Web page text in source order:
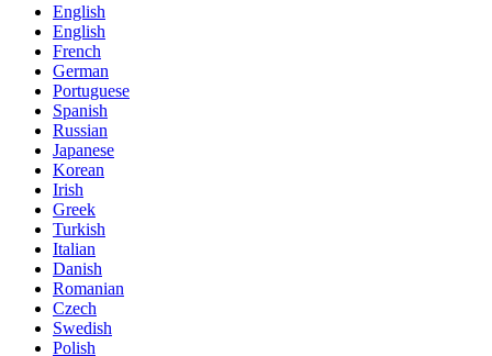
English
English
French
German
Portuguese
Spanish
Russian
Japanese
Korean
Irish
Greek
Turkish
Italian
Danish
Romanian
Czech
Swedish
Polish